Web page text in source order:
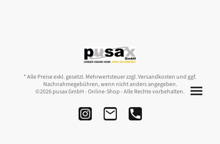
* Alle Preise exkl. gesetzl. Mehrwertsteuer zzgl. Versandkosten und ggf.
Nachnahmegebühren, wenn nicht anders angegeben.
©2026 pusax GmbH - Online-Shop - Alle Rechte vorbehalten.